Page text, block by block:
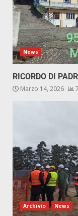
News
RICORDO DI
Marzo 14, 2026
Archivio News